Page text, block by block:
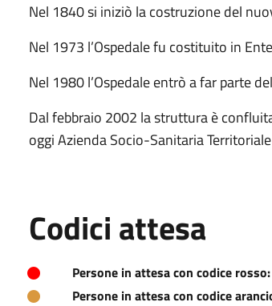
Nel 1840 si iniziò la costruzione del
Nel 1973 l’Ospedale fu costituito in
Nel 1980 l’Ospedale entrò a far parte
Dal febbraio 2002 la struttura è
oggi Azienda Socio-Sanitaria
Codici attesa
Persone in attesa con codice rosso:
Persone in attesa con codice